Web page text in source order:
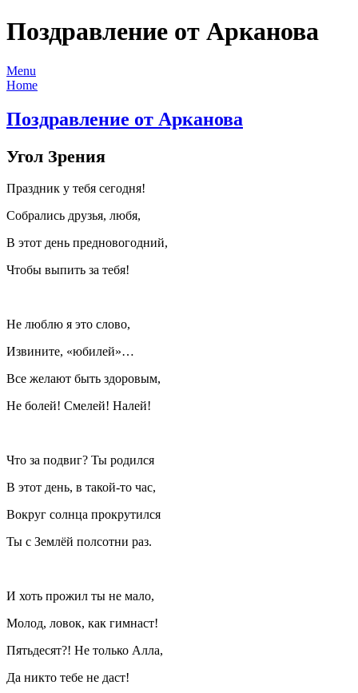
Поздравление от Арканова
Menu
Home
Поздравление от Арканова
Угол Зрения
Праздник у тебя сегодня!
Собрались друзья, любя,
В этот день предновогодний,
Чтобы выпить за тебя!
Не люблю я это слово,
Извините, «юбилей»…
Все желают быть здоровым,
Не болей! Смелей! Налей!
Что за подвиг? Ты родился
В этот день, в такой-то час,
Вокруг солнца прокрутился
Ты с Землёй полсотни раз.
И хоть прожил ты не мало,
Молод, ловок, как гимнаст!
Пятьдесят?! Не только Алла,
Да никто тебе не даст!